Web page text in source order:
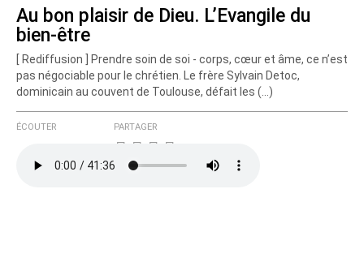
Au bon plaisir de Dieu. L’Evangile du
bien-être
[ Rediffusion ] Prendre soin de soi - corps, cœur et âme, ce n’est
pas négociable pour le chrétien. Le frère Sylvain Detoc,
dominicain au couvent de Toulouse, défait les (…)
ÉCOUTER PARTAGER